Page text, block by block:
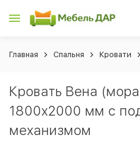
Главная Спальня Кровати
Кровать Вена
1800x2000 мм с
механизмом